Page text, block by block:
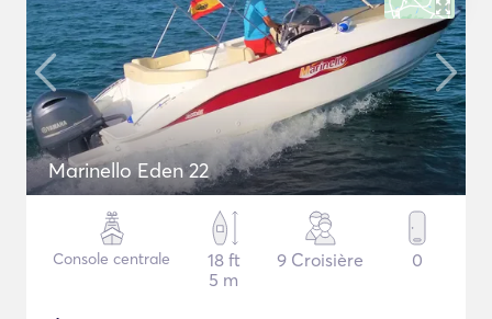
Marinello Eden 22
Console centrale
18 ft
5 m
9 Croisière 0